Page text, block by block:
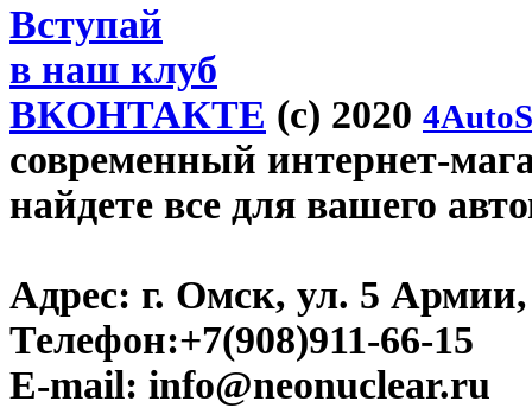
Вступай
в наш клуб
ВКОНТАКТЕ (c) 2020
современный интернет-
найдете все для вашего
Адрес: г. Омск, ул. 5 Армии,
Телефон:+7(908)911-66-15
E-mail: info@neonuclear.ru